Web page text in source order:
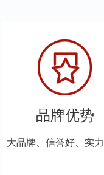
品牌优势
大品牌、信誉好、实